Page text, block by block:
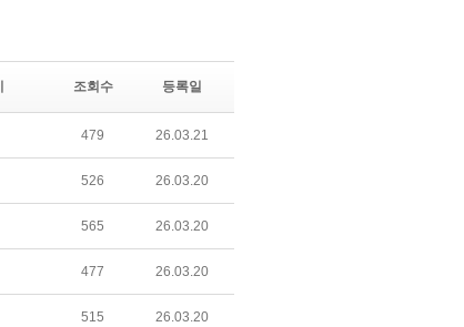
조회수 등록일
479 26.03.21
526 26.03.20
565 26.03.20
477 26.03.20
515 26.03.20